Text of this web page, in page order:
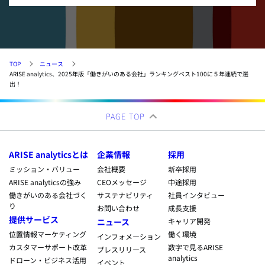
TOP
ニュース
ARISE analytics、2025年版「働きがいのある会社」ランキングベスト100に５年連続で選
出！
PAGE TOP
ARISE analyticsとは
ミッション・バリュー
ARISE analyticsの強み
働きがいのある会社づく
り
提供サービス
位置情報マーケティング
カスタマーサポート改革
ドローン・ビジネス活用
企業情報
会社概要
CEOメッセージ
サステナビリティ
お問い合わせ
ニュース
インフォメーション
プレスリリース
イベント
採用
新卒採用
中途採用
社員インタビュー
成長支援
キャリア開発
働く環境
数字で見るARISE
analytics